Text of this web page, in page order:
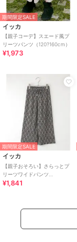
期間限定SALE
イッカ
【親子コーデ】スエード風プ
リーツパンツ（120?160cm）
¥1,973
期間限定SALE
イッカ
【親子おそろい】さらっとプ
リーツワイドパンツ
（120~160cm）
¥1,841